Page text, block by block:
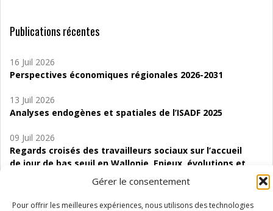
Gérer le consentement
Pour offrir les meilleures expériences, nous utilisons des technologies
Publications récentes
16 Juil 2026
Perspectives économiques régionales 2026-2031
13 Juil 2026
Analyses endogènes et spatiales de l’ISADF 2025
09 Juil 2026
Regards croisés des travailleurs sociaux sur l’accueil
de jour de bas seuil en Wallonie. Enjeux, évolutions et
06 Juil 2026